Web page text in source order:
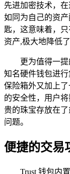
先进加密技术，
如同为自己的资
匙，这意味着，
资产,极大地降低
更为值得一提
知名硬件钱包进
保险箱外又加上
的安全性，用户
贵的珠宝存放在
问题。
便捷的交易
Trust 钱包内